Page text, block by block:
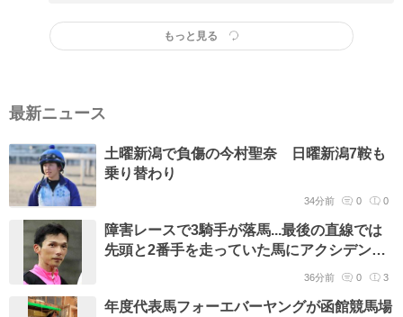
もっと見る
最新ニュース
土曜新潟で負傷の今村聖奈 日曜新潟7鞍も
乗り替わり
34分前 0 0
障害レースで3騎手が落馬...最後の直線では
先頭と2番手を走っていた馬にアクシデント
36分前 0 3
年度代表馬フォーエバーヤングが函館競馬場